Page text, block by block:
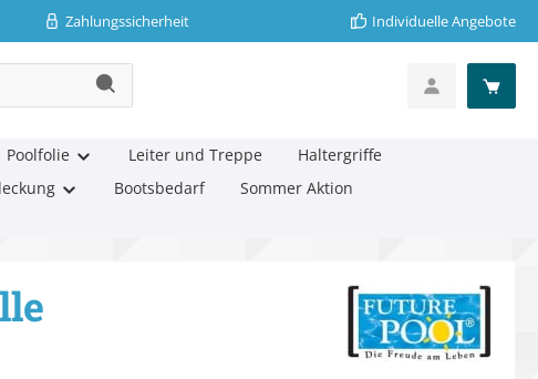
Zahlungssicherheit Individuelle Angebote
Poolfolie Leiter und Treppe
Haltergriffe
Bootsbedarf
Sommer Aktion